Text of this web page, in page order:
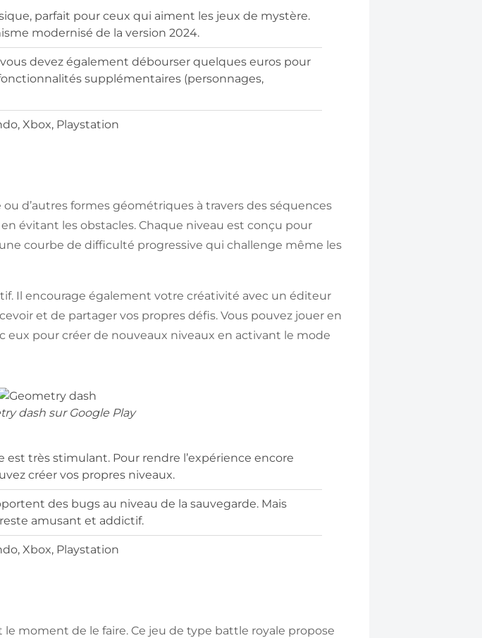
parfait pour ceux qui aiment les jeux de mystère.
modernisé de la version 2024.
devez également débourser quelques euros pour
supplémentaires (personnages,
Xbox, Playstation
d’autres formes géométriques à travers des séquences
évitant les obstacles. Chaque niveau est conçu pour
courbe de difficulté progressive qui challenge même les
Il encourage également votre créativité avec un éditeur
et de partager vos propres défis. Vous pouvez jouer en
eux pour créer de nouveaux niveaux en activant le mode
dash sur Google Play
très stimulant. Pour rendre l’expérience encore
créer vos propres niveaux.
des bugs au niveau de la sauvegarde. Mais
amusant et addictif.
Xbox, Playstation
le moment de le faire. Ce jeu de type battle royale propose